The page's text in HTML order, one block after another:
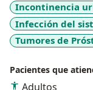
Incontinencia
Infección del
Tumores de
Pacientes que
Adultos